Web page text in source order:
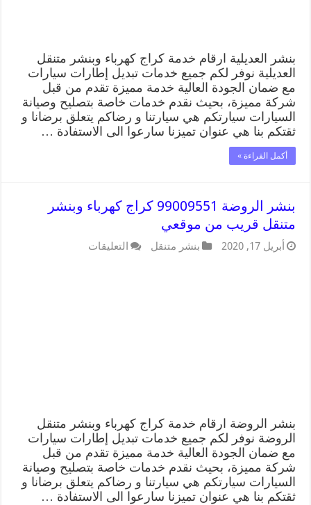
بنشر العديلية ارقام خدمة كراج كهرباء وبنشر متنقل
العديلية نوفر لكم جميع خدمات تبديل إطارات سيارات
مع ضمان الجودة العالية خدمة مميزة تقدم من قبل
شركة مميزة، بحيث نقدم خدمات خاصة بتصليح وصيانة
السيارات سيارتكم هي سيارتنا و رضاكم يتعلق برضانا و
ثقتكم بنا هي عنوان تميزنا سارعوا الى الاستفادة …
أكمل القراءة »
بنشر الروضة 99009551 كراج كهرباء وبنشر
متنقل قريب من موقعي
أبريل 17, 2020 بنشر متنقل التعليقات
بنشر الروضة ارقام خدمة كراج كهرباء وبنشر متنقل
الروضة نوفر لكم جميع خدمات تبديل إطارات سيارات
مع ضمان الجودة العالية خدمة مميزة تقدم من قبل
شركة مميزة، بحيث نقدم خدمات خاصة بتصليح وصيانة
السيارات سيارتكم هي سيارتنا و رضاكم يتعلق برضانا و
ثقتكم بنا هي عنوان تميزنا سارعوا الى الاستفادة …